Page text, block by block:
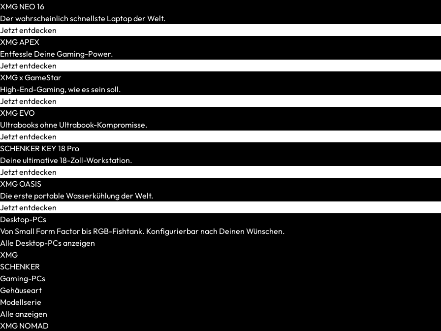
XMG NEO 16
Der wahrscheinlich schnellste Laptop der Welt.
Jetzt entdecken
XMG APEX
Entfessle Deine Gaming-Power.
Jetzt entdecken
XMG x GameStar
High-End-Gaming, wie es sein soll.
Jetzt entdecken
XMG EVO
Ultrabooks ohne Ultrabook-Kompromisse.
Jetzt entdecken
SCHENKER KEY 18 Pro
Deine ultimative 18-Zoll-Workstation.
Jetzt entdecken
XMG OASIS
Die erste portable Wasserkühlung der Welt.
Jetzt entdecken
Desktop-PCs
Von Small Form Factor bis RGB-Fishtank. Konfigurierbar nach Deinen Wünschen.
Alle Desktop-PCs anzeigen
XMG
SCHENKER
Gaming-PCs
Gehäuseart
Modellserie
Alle anzeigen
XMG NOMAD
AR-Brillen und Glasses
Alle anzeigen
AR-Headsets
Transport und Zubehör
Alle anzeigen
Transport und Lagerung
Zubehör und Peripherie
VR Ready-Laptops
Alle anzeigen
Marke / Modellserie
Mäuse
Alle anzeigen
Gaming-Mäuse
Kabellose Mäuse
Kabelgebundene Mäuse
Maus-Tastatur-Sets
Mauspads